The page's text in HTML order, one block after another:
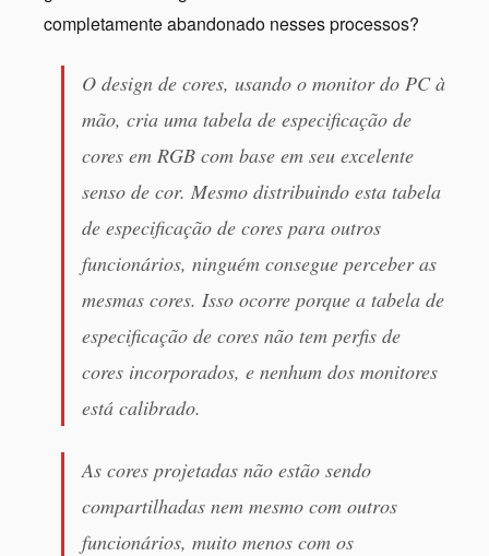
completamente abandonado nesses processos?
O design de cores, usando o monitor do PC à
mão, cria uma tabela de especificação de
cores em RGB com base em seu excelente
senso de cor. Mesmo distribuindo esta tabela
de especificação de cores para outros
funcionários, ninguém consegue perceber as
mesmas cores. Isso ocorre porque a tabela de
especificação de cores não tem perfis de
cores incorporados, e nenhum dos monitores
está calibrado.
As cores projetadas não estão sendo
compartilhadas nem mesmo com outros
funcionários, muito menos com os